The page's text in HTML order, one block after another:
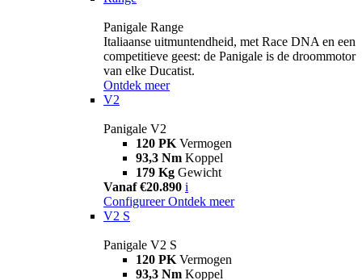
Panigale Range
Italiaanse uitmuntendheid, met Race DNA en een
competitieve geest: de Panigale is de droommotor
van elke Ducatist.
Ontdek meer
V2
Panigale V2
120 PK Vermogen
93,3 Nm Koppel
179 Kg Gewicht
Vanaf €20.890 i
Configureer Ontdek meer
V2 S
Panigale V2 S
120 PK Vermogen
93,3 Nm Koppel